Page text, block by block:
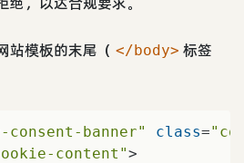
站模板的末尾（ </body> 标签
consent-banner" class=
content">